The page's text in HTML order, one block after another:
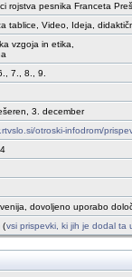
rojstva pesnika Franceta
tablice, Video, Ideja,
vzgoja in etika,
7., 8., 9.
3. december
otroski-infodrom/
dovoljeno uporabo
(vsi prispevki, ki jih je dodal ta